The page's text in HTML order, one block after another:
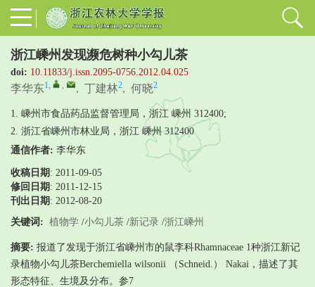
浙江嵊州发现濒危树种小勾儿茶
doi: 10.11833/j.issn.2095-0756.2012.04.025
李华东1, , , 丁建林2, 何晓2
1. 嵊州市食品药品监督管理局，浙江 嵊州 312400;
2. 浙江省嵊州市林业局，浙江 嵊州 312400
通信作者: 李华东
收稿日期 : 2011-09-05
修回日期 : 2011-12-15
刊出日期 : 2012-08-20
关键词: 植物学 /小勾儿茶 /新记录 /浙江嵊州
摘要: 报道了发现于浙江省嵊州市的鼠李科Rhamnaceae 1种浙江新记
录植物小勾儿茶Berchemiella wilsonii （Schneid.） Nakai，描述了其
形态特征、生境及分布。参7